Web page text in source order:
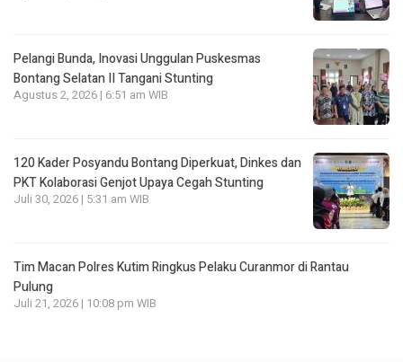
Pelangi Bunda, Inovasi Unggulan Puskesmas
Bontang Selatan II Tangani Stunting
Agustus 2, 2026 | 6:51 am WIB
120 Kader Posyandu Bontang Diperkuat, Dinkes dan
PKT Kolaborasi Genjot Upaya Cegah Stunting
Juli 30, 2026 | 5:31 am WIB
Tim Macan Polres Kutim Ringkus Pelaku Curanmor di Rantau
Pulung
Juli 21, 2026 | 10:08 pm WIB